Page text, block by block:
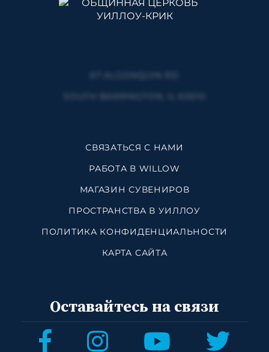
СВЯЗАТЬСЯ С НАМИ
РАБОТА В WILLOW
МАГАЗИН СУВЕНИРОВ
ПРОСТРАНСТВА В УИЛЛОУ
ПОЛИТИКА КОНФИДЕНЦИАЛЬНОСТИ
КАРТА САЙТА
Оставайтесь на связи